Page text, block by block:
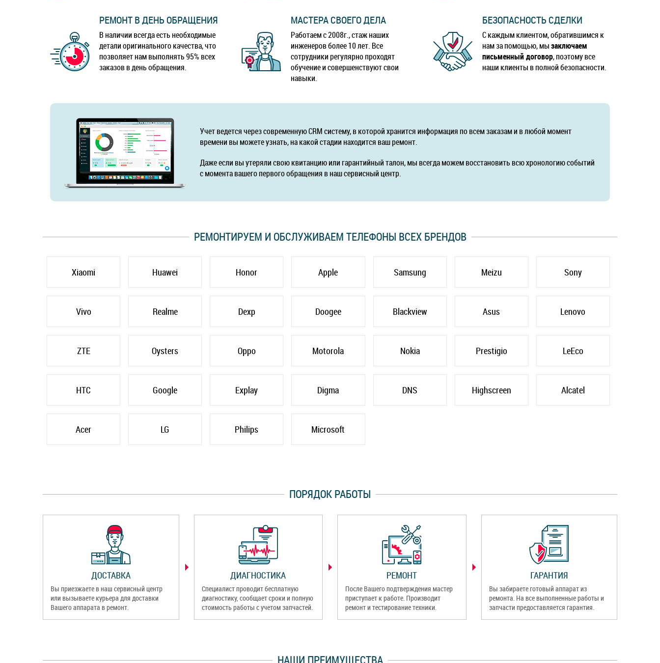
РЕМОНТ В ДЕНЬ ОБРАЩЕНИЯ
В наличии всегда есть необходимые
детали оригинального качества, что
позволяет нам выполнять 95% всех
заказов в день обращения.
МАСТЕРА СВОЕГО ДЕЛА
Работаем с 2008г., стаж наших
инженеров более 10 лет. Все
сотрудники регулярно проходят
обучение и совершенствуют свои
навыки.
БЕЗОПАСНОСТЬ СДЕЛКИ
С каждым клиентом, обратившимся к
нам за помощью, мызаключаем
письменный договор, поэтому все
наши клиенты в полной безопасности.
Учет ведется через современную CRM систему, в которой хранится информация по всем заказам и в любой момент
времени вы можете узнать, на какой стадии находится ваш ремонт.
Даже если вы утеряли свою квитанцию или гарантийный талон, мы всегда можем восстановить всю хронологию событий
с момента вашего первого обращения в наш сервисный центр.
РЕМОНТИРУЕМ И ОБСЛУЖИВАЕМ ТЕЛЕФОНЫ ВСЕХ БРЕНДОВ
Xiaomi Huawei Honor Apple Samsung Meizu Sony
Vivo Realme Dexp Doogee Blackview Asus Lenovo
ZTE Oysters Oppo Motorola Nokia Prestigio LeEco
HTC Google Explay Digma DNS Highscreen Alcatel
Acer LG Philips Microsoft
ПОРЯДОК РАБОТЫ
ДОСТАВКА
Вы приезжаете в наш сервисный центр
или вызываете курьера для доставки
Вашего аппарата в ремонт.
ДИАГНОСТИКА
Специалист проводит бесплатную
диагностику, сообщает сроки и полную
стоимость работы с учетом запчастей.
РЕМОНТ
После Вашего подтверждения мастер
приступает к работе. Производит
ремонт и тестирование техники.
ГАРАНТИЯ
Вы забираете готовый аппарат из
ремонта. На все выполненные работы и
запчасти предоставляется гарантия.
НАШИ ПРЕИМУЩЕСТВА